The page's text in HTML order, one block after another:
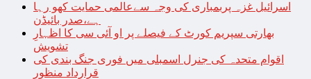
اسرائیل غزہ پربمباری کی وجہ سےعالمی حمایت کھو رہا
ہے،صدر بائیڈن
بھارتی سپریم کورٹ کے فیصلے پر او آئی سی کا اظہارِ
تشویش
اقوام متحدہ کی جنرل اسمبلی میں فوری جنگ بندی کی
قرارداد منظور